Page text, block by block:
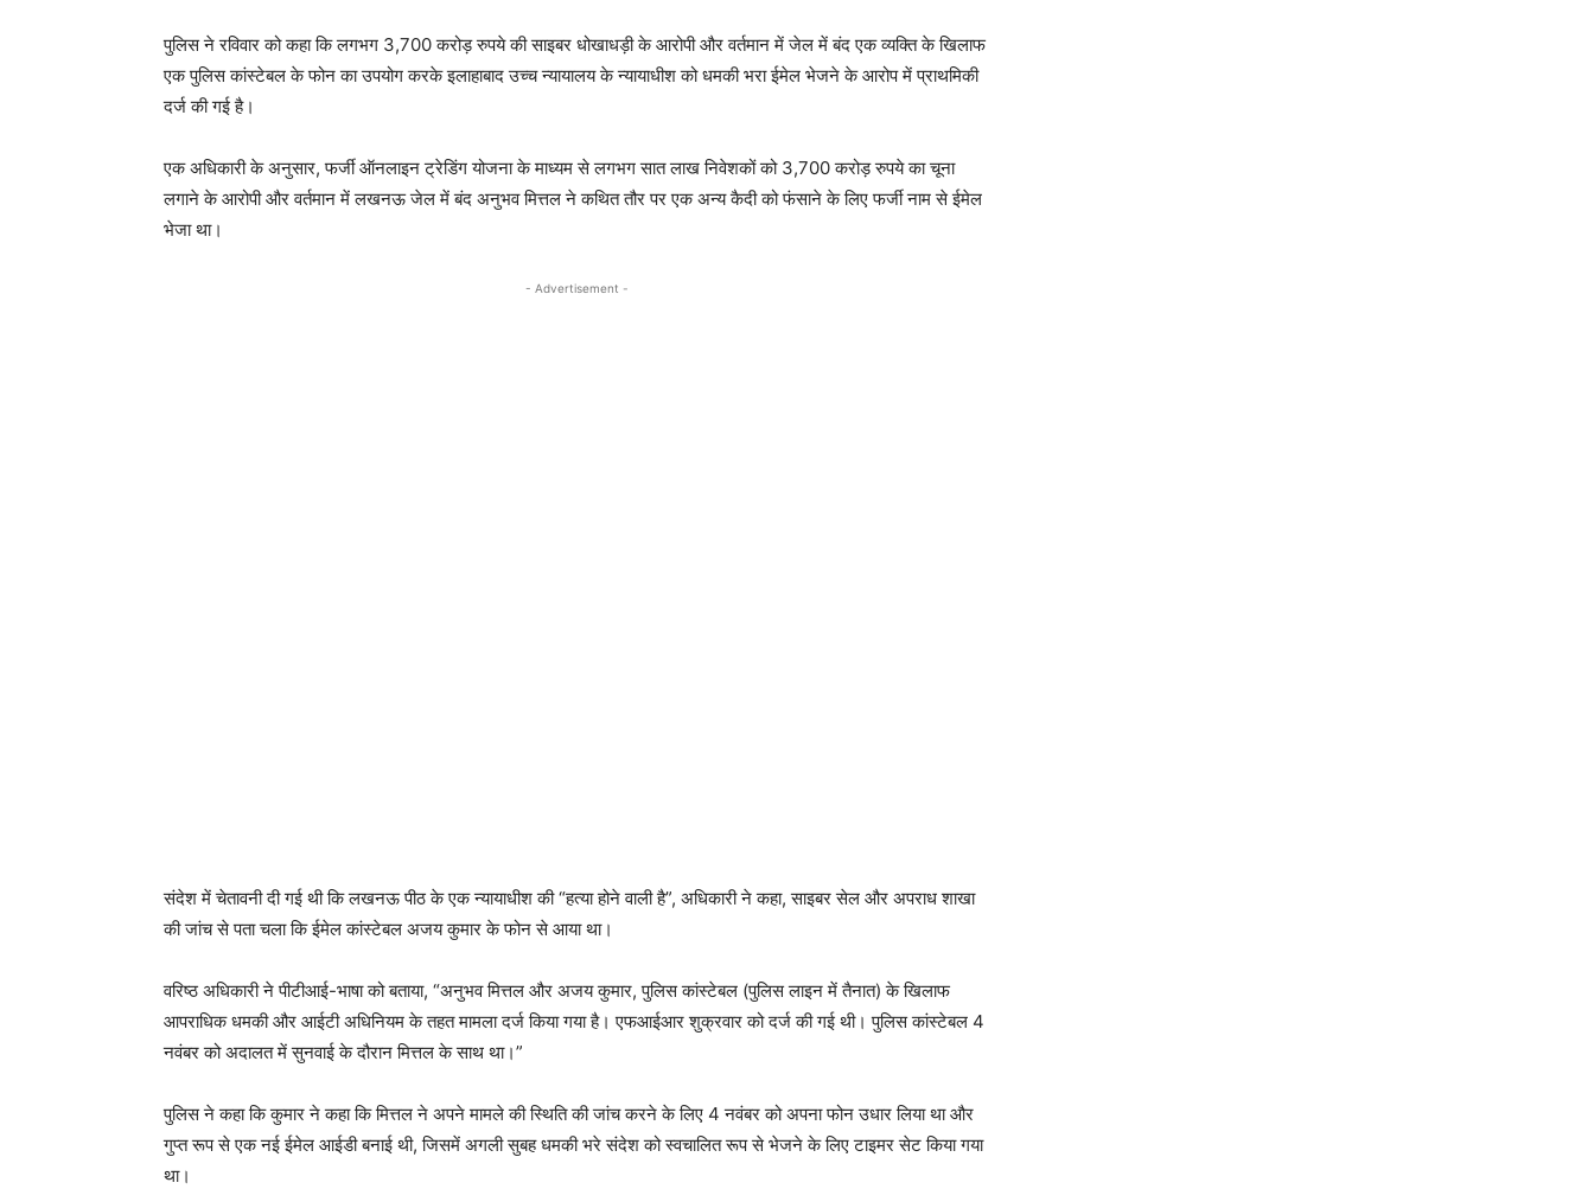
पुलिस ने रविवार को कहा कि लगभग 3,700 करोड़ रुपये की साइबर धोखाधड़ी के आरोपी और वर्तमान में जेल में बंद एक व्यक्ति के खिलाफ
एक पुलिस कांस्टेबल के फोन का उपयोग करके इलाहाबाद उच्च न्यायालय के न्यायाधीश को धमकी भरा ईमेल भेजने के आरोप में प्राथमिकी
दर्ज की गई है।
एक अधिकारी के अनुसार, फर्जी ऑनलाइन ट्रेडिंग योजना के माध्यम से लगभग सात लाख निवेशकों को 3,700 करोड़ रुपये का चूना
लगाने के आरोपी और वर्तमान में लखनऊ जेल में बंद अनुभव मित्तल ने कथित तौर पर एक अन्य कैदी को फंसाने के लिए फर्जी नाम से ईमेल
भेजा था।
- Advertisement -
संदेश में चेतावनी दी गई थी कि लखनऊ पीठ के एक न्यायाधीश की “हत्या होने वाली है”, अधिकारी ने कहा, साइबर सेल और अपराध शाखा
की जांच से पता चला कि ईमेल कांस्टेबल अजय कुमार के फोन से आया था।
वरिष्ठ अधिकारी ने पीटीआई-भाषा को बताया, “अनुभव मित्तल और अजय कुमार, पुलिस कांस्टेबल (पुलिस लाइन में तैनात) के खिलाफ
आपराधिक धमकी और आईटी अधिनियम के तहत मामला दर्ज किया गया है। एफआईआर शुक्रवार को दर्ज की गई थी। पुलिस कांस्टेबल 4
नवंबर को अदालत में सुनवाई के दौरान मित्तल के साथ था।”
पुलिस ने कहा कि कुमार ने कहा कि मित्तल ने अपने मामले की स्थिति की जांच करने के लिए 4 नवंबर को अपना फोन उधार लिया था और
गुप्त रूप से एक नई ईमेल आईडी बनाई थी, जिसमें अगली सुबह धमकी भरे संदेश को स्वचालित रूप से भेजने के लिए टाइमर सेट किया गया
था।